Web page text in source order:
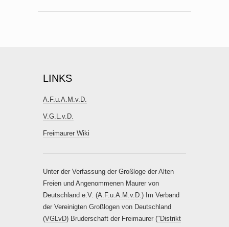
LINKS
A.F.u.A.M.v.D.
V.G.L.v.D.
Freimaurer Wiki
Unter der Verfassung der Großloge der Alten
Freien und Angenommenen Maurer von
Deutschland e.V. (A.F.u.A.M.v.D.) Im Verband
der Vereinigten Großlogen von Deutschland
(VGLvD) Bruderschaft der Freimaurer ("Distrikt